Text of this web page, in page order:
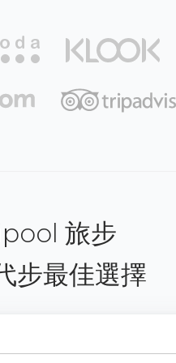
旅步
步最佳選擇